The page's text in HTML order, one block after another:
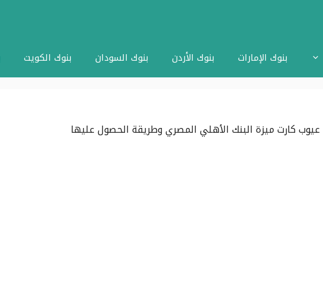
بنوك الإمارات بنوك الأردن بنوك السودان بنوك الكويت
عيوب كارت ميزة البنك الأهلي المصري وطريقة الحصول عليها